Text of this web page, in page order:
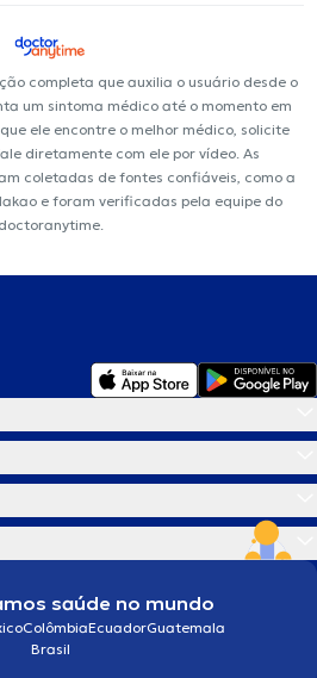
completa que auxilia o usuário desde o
um sintoma médico até o momento em
ele encontre o melhor médico, solicite
diretamente com ele por vídeo. As
coletadas de fontes confiáveis, como a
e foram verificadas pela equipe do
doctoranytime.
saúde no mundo
ColômbiaEcuadorGuatemala
Brasil